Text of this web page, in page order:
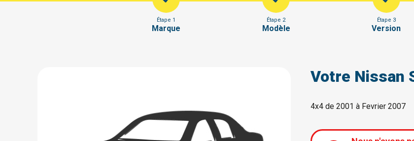
Étape 1
Marque
Étape 2
Modèle
Étape 3
Version
Votre Nissan
4x4 de 2001 à Fevrier 2007